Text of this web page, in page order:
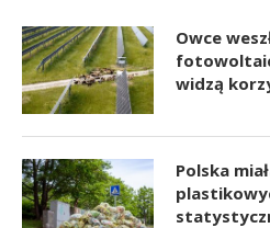
Owce
widzą
Polska